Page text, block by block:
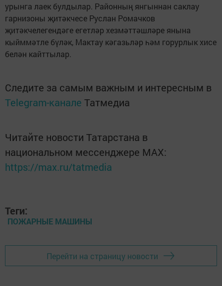
урынга лаек булдылар. Районның янгыннан саклау
гарнизоны җитәкчесе Руслан Ромачков
җитәкчелегендәге егетләр хезмәттәшләре янына
кыйммәтле бүләк, Мактау кәгазьләр һәм горурлык хисе
белән кайттылар.
Следите за самым важным и интересным в
Telegram-канале Татмедиа
Читайте новости Татарстана в
национальном мессенджере MАХ:
https://max.ru/tatmedia
Теги:
ПОЖАРНЫЕ МАШИНЫ
Перейти на страницу новости